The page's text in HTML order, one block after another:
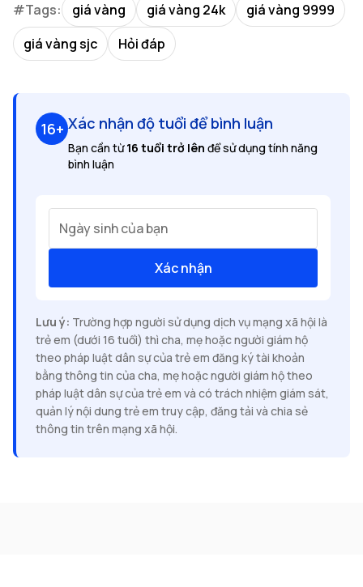
#Tags: giá vàng giá vàng 24k
giá vàng 9999
giá vàng sjc
Hỏi đáp
16+ Xác nhận độ tuổi để bình luận
Bạn cần từ16 tuổi trở lên để sử dụng tính năng
bình luận
Ngày sinh của bạn
Xác nhận
Lưu ý: Trường hợp người sử dụng dịch vụ mạng xã hội là
trẻ em (dưới 16 tuổi) thì cha, mẹ hoặc người giám hộ
theo pháp luật dân sự của trẻ em đăng ký tài khoản
bằng thông tin của cha, mẹ hoặc người giám hộ theo
pháp luật dân sự của trẻ em và có trách nhiệm giám sát,
quản lý nội dung trẻ em truy cập, đăng tải và chia sẻ
thông tin trên mạng xã hội.